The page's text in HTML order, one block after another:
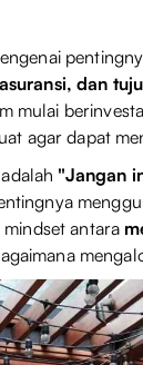
dan
mulai
agar dapat
"Jangan
antara